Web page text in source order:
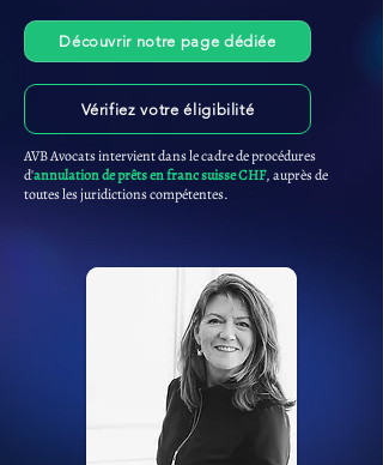
Découvrir notre page dédiée
Vérifiez votre éligibilité
AVB Avocats intervient dans le cadre de procédures
d'annulation de prêts en franc suisse CHF, auprès de
toutes les juridictions compétentes.